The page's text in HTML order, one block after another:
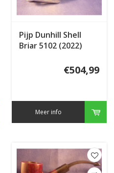
Pijp Dunhill Shell
Briar 5102 (2022)
€504,99
Meer info